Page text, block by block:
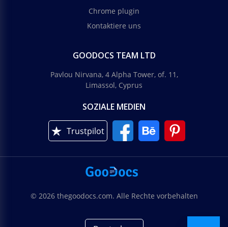
Chrome plugin
Kontaktiere uns
GOODOCS TEAM LTD
Pavlou Nirvana, 4 Alpha Tower, of. 11,
Limassol, Cyprus
SOZIALE MEDIEN
Trustpilot
© 2026 thegoodocs.com. Alle Rechte vorbehalten